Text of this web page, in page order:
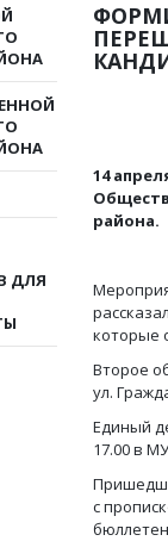
ДЛЯ
14
района.
которые
Второе
ул.
Единый
17.00 в
с